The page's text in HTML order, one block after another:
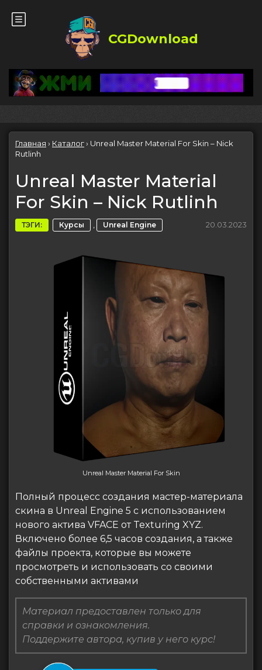
CGDownload
Главная › Каталог› Unreal Master Material For Skin – Nick
Rutlinh
Unreal Master Material
For Skin – Nick Rutlinh
ТЭГИ: Курсы , Unreal Engine 20.03.2023
Unreal Master Material For Skin
Полный процесс создания мастер-материала
скина в Unreal Engine 5 с использованием
нового актива VFACE от Texturing XYZ.
Включено более 6,5 часов создания, а также
файлы проекта, которые вы можете
просмотреть и использовать со своими
собственными активами
Материал предоставлен только для
справки и ознакомления.
Поддержите автора, купив у него курс!